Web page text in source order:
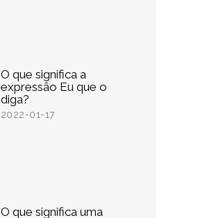
O que significa a
expressão Eu que o
diga?
2022-01-17
O que significa uma